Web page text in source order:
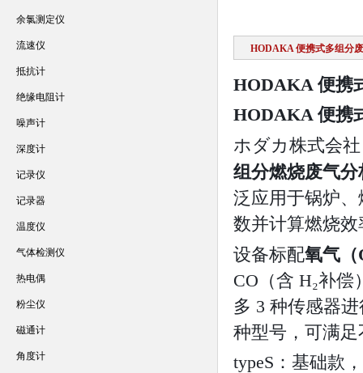
HODAKA 便携式多组分
HODAKA 便携
HODAKA 便携
ホダカ株式会
组分燃烧废气分
泛应用于锅炉
数并计算燃烧
设备标配氧气（
CO（含 H₂补偿
多 3 种传感器
种型号，可满
typeS：基础款
余氯测定仪
流速仪
抵抗计
绝缘电阻计
噪声计
深度计
记录仪
记录器
温度仪
气体检测仪
热电偶
粉尘仪
磁通计
角度计